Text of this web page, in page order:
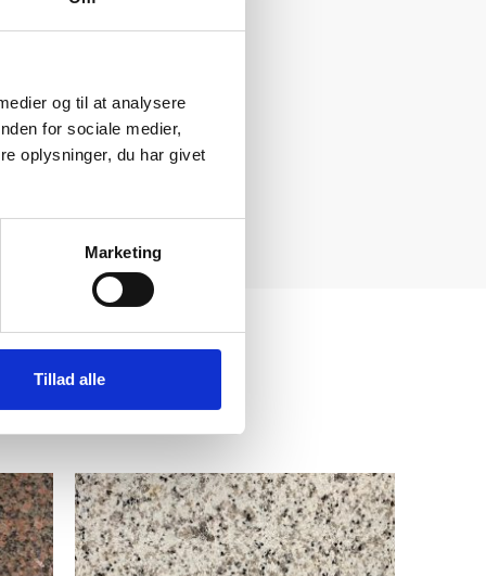
og til at analysere
for sociale medier,
oplysninger, du har givet
Marketing
Tillad alle